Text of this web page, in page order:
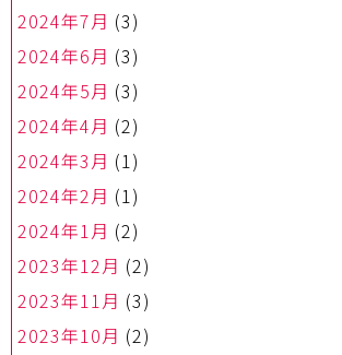
2024年7月 (3)
2024年6月 (3)
2024年5月 (3)
2024年4月 (2)
2024年3月 (1)
2024年2月 (1)
2024年1月 (2)
2023年12月 (2)
2023年11月 (3)
2023年10月 (2)